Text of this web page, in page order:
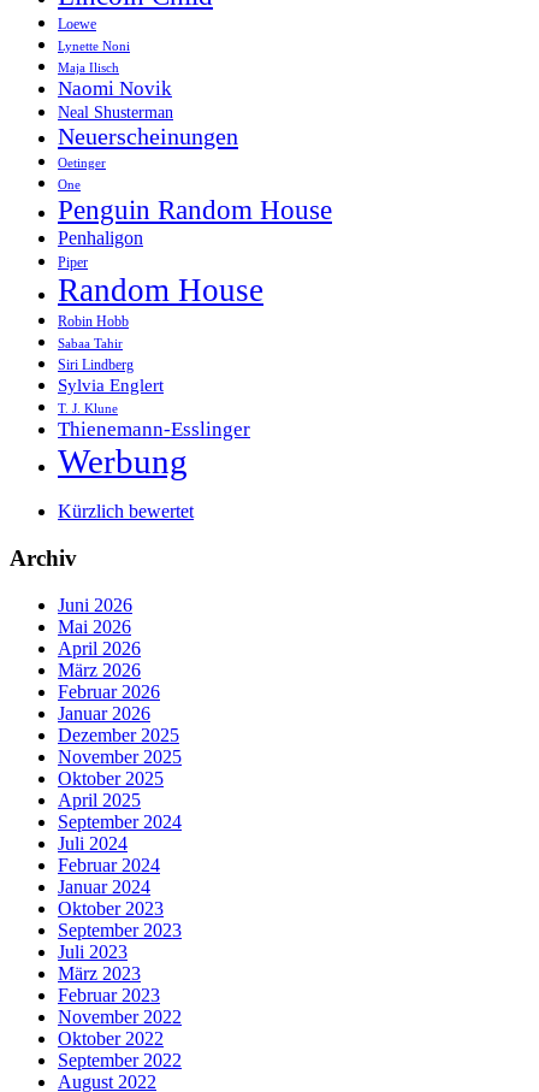
Loewe
Lynette Noni
Maja Ilisch
Naomi Novik
Neal Shusterman
Neuerscheinungen
Oetinger
One
Penguin Random House
Penhaligon
Piper
Random House
Robin Hobb
Sabaa Tahir
Siri Lindberg
Sylvia Englert
T. J. Klune
Thienemann-Esslinger
Werbung
Kürzlich bewertet
Archiv
Juni 2026
Mai 2026
April 2026
März 2026
Februar 2026
Januar 2026
Dezember 2025
November 2025
Oktober 2025
April 2025
September 2024
Juli 2024
Februar 2024
Januar 2024
Oktober 2023
September 2023
Juli 2023
März 2023
Februar 2023
November 2022
Oktober 2022
September 2022
August 2022